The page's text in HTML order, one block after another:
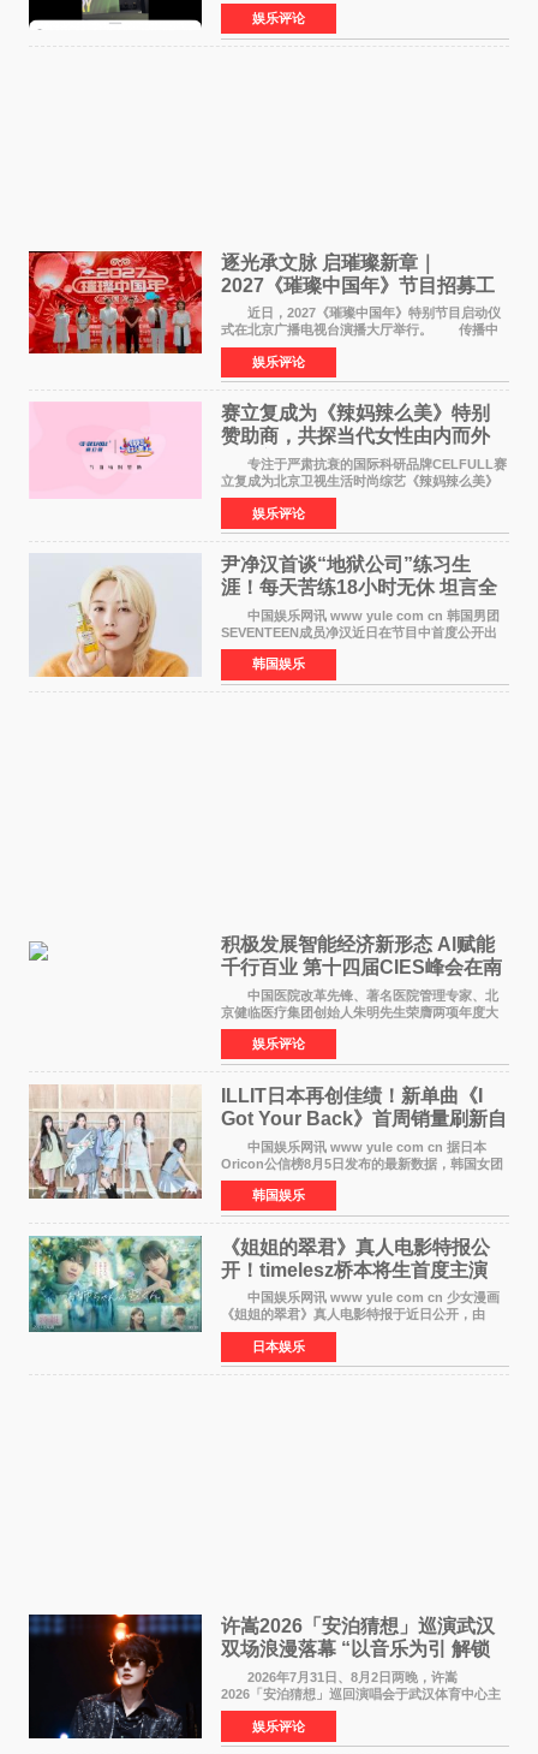
来到现场的机会。 2026卓威高校电竞文化节
已经落下帷幕，在活动结束后，仍有不少高校电
竞社负责人和现
娱乐评论
逐光承文脉 启璀璨新章｜
2027《璀璨中国年》节目招募工
作圆满启动
近日，2027《璀璨中国年》特别节目启动仪
式在北京广播电视台演播大厅举行。 传播中
华优秀传统文化，弘扬纯正国风艺术，打造高规
格、高质感、正能量的文艺盛典，是璀璨中国年
矢志不渝的初心
娱乐评论
赛立复成为《辣妈辣么美》特别
赞助商，共探当代女性由内而外
活力美
专注于严肃抗衰的国际科研品牌CELFULL赛
立复成为北京卫视生活时尚综艺《辣妈辣么美》
的特别赞助商,明星辣妈袁咏仪倾情参与，向广大
都市女性传递健康生活新主张，寄语当代女性在
家庭与自我之间
娱乐评论
尹净汉首谈“地狱公司”练习生
涯！每天苦练18小时无休 坦言全
靠成员撑过来
中国娱乐网讯 www yule com cn 韩国男团
SEVENTEEN成员净汉近日在节目中首度公开出
道前的残酷练习生经历，并提及经纪公司Pledis
娱乐，引发广泛关注。 在8月2日播出的日本
TBS综艺节目《周
韩国娱乐
积极发展智能经济新形态 Al赋能
千行百业 第十四届CIES峰会在南
京盛大召开
中国医院改革先锋、著名医院管理专家、北
京健临医疗集团创始人朱明先生荣膺两项年度大
奖 2026年7月31日，盛夏金陵，长江之畔，
以重落地·真务实·强链接为主题的2026&lsquo;人
工智能+&rsquo
娱乐评论
ILLIT日本再创佳绩！新单曲《I
Got Your Back》首周销量刷新自
身纪录
中国娱乐网讯 www yule com cn 据日本
Oricon公信榜8月5日发布的最新数据，韩国女团
ILLIT在日本发行的第二张单曲《I Got Your
Back》首周销量达到71,009张，成功跻身最新一
期周单曲排行
韩国娱乐
《姐姐的翠君》真人电影特报公
开！timelesz桥本将生首度主演
12月4日上映
中国娱乐网讯 www yule com cn 少女漫画
《姐姐的翠君》真人电影特报于近日公开，由
timelesz成员桥本将生担任主演，这也是他首次
担任电影主演，引发高度关注。 女高中生咲
苗翠（中岛瑠菜
日本娱乐
许嵩2026「安泊猜想」巡演武汉
双场浪漫落幕 “以音乐为引 解锁
江城记忆”
2026年7月31日、8月2日两晚，许嵩
2026「安泊猜想」巡回演唱会于武汉体育中心主
体育场盛大开唱。许嵩与数万歌迷在此相聚，从
浪漫惬意的舞台设计到充满诚意与惊喜的现场互
动，共同开启了一场关于
娱乐评论